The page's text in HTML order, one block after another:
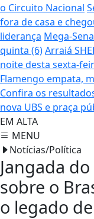
o Circuito Nacional
fora de casa e
liderança Mega-
quinta (6)Arraiá
noite desta sexta-
Flamengo empata,
Confira os
nova UBS e praça
EM ALTA
MENU
Notícias/Política
Jangada
sobre o
o legado